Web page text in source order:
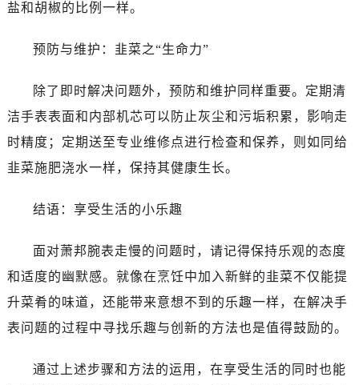
盐和胡椒的比例一样。
预防与维护：韭菜之“生命力”
除了即时解决问题外，预防和维护同样重要。定期清
洁手表表面和内部机芯可以防止灰尘和污垢积累，影响走
时精度；定期送至专业维修点进行检查和保养，则如同给
韭菜施肥浇水一样，保持其健康生长。
结语：享受生活的小乐趣
面对萧邦腕表走慢的问题时，请记得保持乐观的态度
和适度的幽默感。就像在烹饪中加入新鲜的韭菜不仅能提
升菜肴的味道，还能带来意想不到的乐趣一样，在解决手
表问题的过程中寻找乐趣与创新的方法也是值得鼓励的。
通过上述步骤和方法的运用，在享受生活的同时也能